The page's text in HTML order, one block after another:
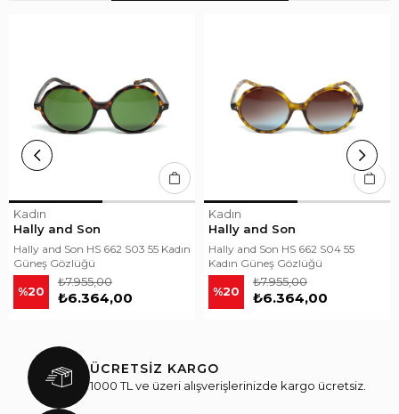
Kadın
Hally and Son
Hally and Son HS 662 S03 55 Kadın
Güneş Gözlüğü
%20 ₺6.364,00
₺7.955,00
Kadın
Hally and Son
Hally and Son HS 662 S04 55
Kadın Güneş Gözlüğü
%20 ₺6.364,00
₺7.955,00
ÜCRETSİZ KARGO
1000 TL ve üzeri alışverişlerinizde kargo ücretsiz.